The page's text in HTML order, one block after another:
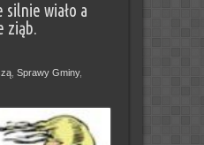
silnie wiało a
ziąb.
, Sprawy Gminy,